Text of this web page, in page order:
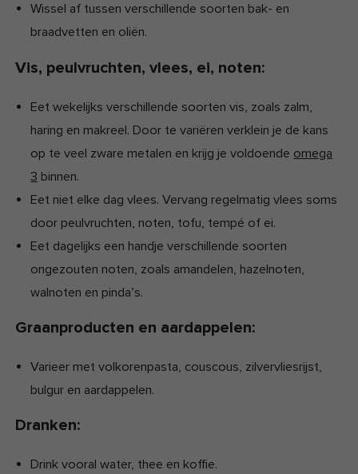
Wissel af tussen verschillende soorten bak- en
braadvetten en oliën.
Vis, peulvruchten, vlees, ei, noten:
Eet wekelijks verschillende soorten vis, zoals zalm,
haring en makreel. Door te variëren verklein je de kans
op te veel zware metalen en krijg je voldoende omega
3 binnen.
Eet niet elke dag vlees. Vervang regelmatig vlees soms
door peulvruchten, noten, tofu, tempé of ei.
Eet dagelijks een handje verschillende soorten
ongezouten noten, zoals amandelen, hazelnoten,
walnoten en pinda’s.
Graanproducten en aardappelen:
Varieer met volkorenpasta, couscous, zilvervliesrijst,
bulgur en aardappelen.
Dranken:
Drink vooral water, thee en koffie.